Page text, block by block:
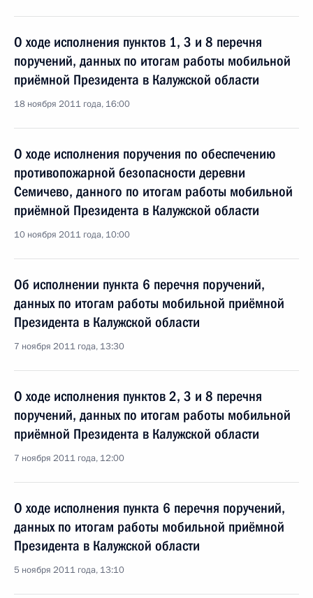
О ходе исполнения пунктов 1, 3 и 8 перечня
поручений, данных по итогам работы мобильной
приёмной Президента в Калужской области
18 ноября 2011 года, 16:00
О ходе исполнения поручения по обеспечению
противопожарной безопасности деревни
Семичево, данного по итогам работы мобильной
приёмной Президента в Калужской области
10 ноября 2011 года, 10:00
Об исполнении пункта 6 перечня поручений,
данных по итогам работы мобильной приёмной
Президента в Калужской области
7 ноября 2011 года, 13:30
О ходе исполнения пунктов 2, 3 и 8 перечня
поручений, данных по итогам работы мобильной
приёмной Президента в Калужской области
7 ноября 2011 года, 12:00
О ходе исполнения пункта 6 перечня поручений,
данных по итогам работы мобильной приёмной
Президента в Калужской области
5 ноября 2011 года, 13:10